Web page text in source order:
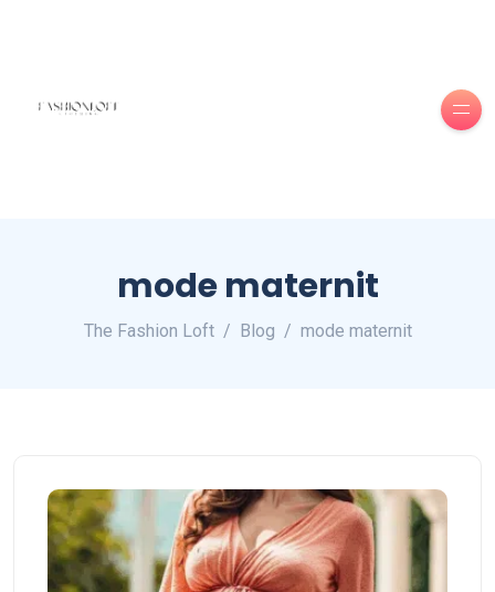
mode maternit
The Fashion Loft Blog mode maternit